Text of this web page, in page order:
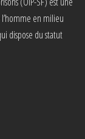
en milieu
dispose du statut